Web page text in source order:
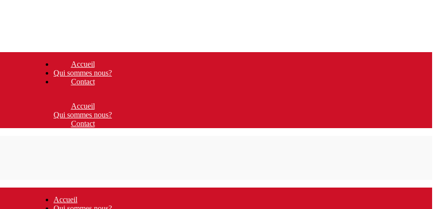
Accueil
Qui sommes nous?
Contact
Accueil
Qui sommes nous?
Contact
Accueil